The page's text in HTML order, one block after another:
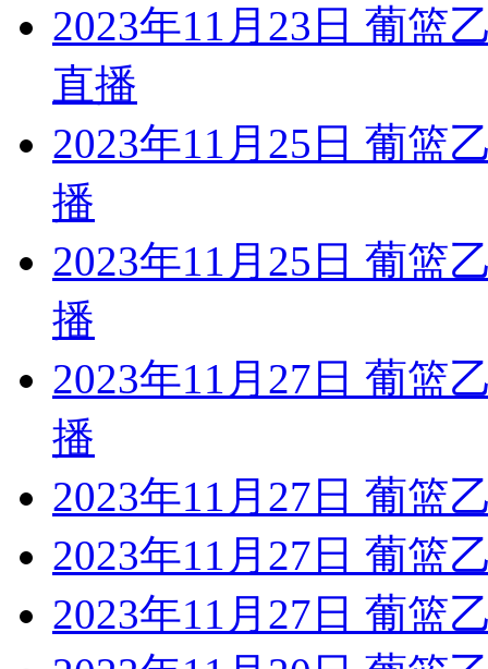
2023年11月23日 葡篮
直播
2023年11月25日 葡篮
播
2023年11月25日 葡篮
播
2023年11月27日 葡篮
播
2023年11月27日 葡篮
2023年11月27日 葡篮
2023年11月27日 葡篮